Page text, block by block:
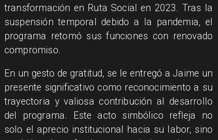
transformación en Ruta Social en 2023. Tras la
suspensión temporal debido a la pandemia, el
programa retomó sus funciones con renovado
compromiso.
En un gesto de gratitud, se le entregó a Jaime un
presente significativo como reconocimiento a su
trayectoria y valiosa contribución al desarrollo
del programa. Este acto simbólico refleja no
solo el aprecio institucional hacia su labor, sino